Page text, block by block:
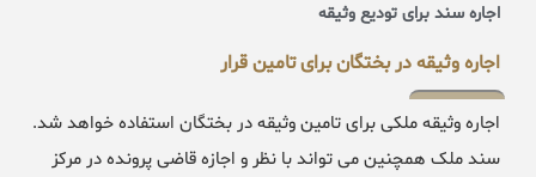
اجاره سند برای تودیع وثیقه
اجاره وثیقه در بختگان برای تامین قرار
اجاره وثیقه ملکی برای تامین وثیقه در بختگان استفاده خواهد شد.
سند ملک همچنین می تواند با نظر و اجازه قاضی پرونده در مرکز